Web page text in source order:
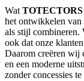
Wat TOTECTORS
het ontwikkelen
als stijl
ook dat onze
Daarom creëren wij
en een moderne
zonder concessies